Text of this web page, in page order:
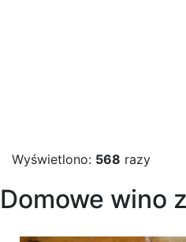
Wyświetlono: 568 razy
Domowe wino